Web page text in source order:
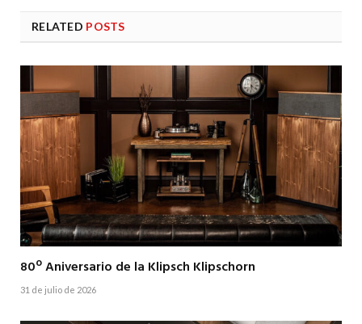
RELATED POSTS
80º Aniversario de la Klipsch Klipschorn
31 de julio de 2026